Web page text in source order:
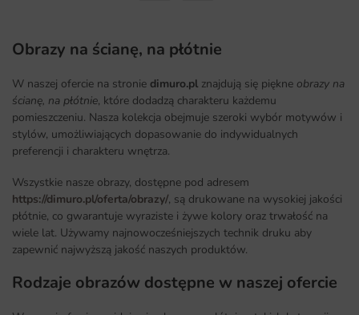
Obrazy na ścianę, na płótnie
W naszej ofercie na stronie dimuro.pl znajdują się piękne obrazy na
ścianę, na płótnie, które dodadzą charakteru każdemu
pomieszczeniu. Nasza kolekcja obejmuje szeroki wybór motywów i
stylów, umożliwiających dopasowanie do indywidualnych
preferencji i charakteru wnętrza.
Wszystkie nasze obrazy, dostępne pod adresem
https://dimuro.pl/oferta/obrazy/, są drukowane na wysokiej jakości
płótnie, co gwarantuje wyraziste i żywe kolory oraz trwałość na
wiele lat. Używamy najnowocześniejszych technik druku aby
zapewnić najwyższą jakość naszych produktów.
Rodzaje obrazów dostępne w naszej ofercie